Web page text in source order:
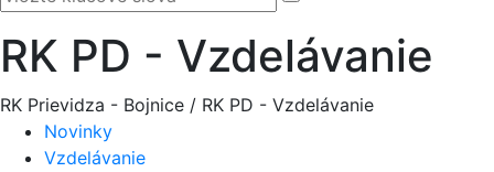
RK PD - Vzdelávanie
RK Prievidza - Bojnice / RK PD - Vzdelávanie
Novinky
Vzdelávanie